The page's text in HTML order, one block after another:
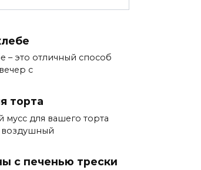
– это отличный способ
с
торта
мусс для вашего торта
с печенью трески